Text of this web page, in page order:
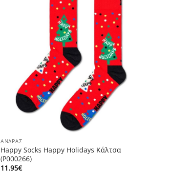
ΆΝΔΡΑΣ
Happy Socks Happy Holidays Κάλτσα
(P000266)
11.95€